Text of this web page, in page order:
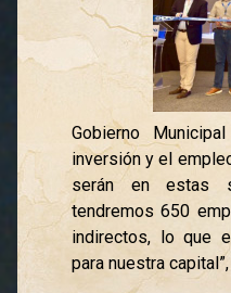
Gobierno
inversión y el
serán en estas
tendremos 650
indirectos, lo que
para nuestra